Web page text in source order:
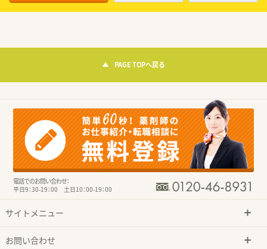
PAGE TOPへ戻る
電話でのお問い合わせ：
平日9：30-19：00 土日10：00-19：00
サイトメニュー
お問い合わせ